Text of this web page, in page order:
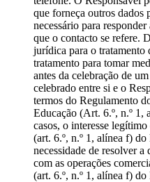
que forneça outros dados
necessário para
que o contacto se refere.
jurídica para o tratamento
tratamento para tomar
antes da celebração de
celebrado entre si e o
termos do Regulamento
Educação (Art. 6.º, n.º
casos, o interesse
(art. 6.º, n.º 1, alínea f)
necessidade de resolver a
com as operações
(art. 6.º, n.º 1, alínea f)